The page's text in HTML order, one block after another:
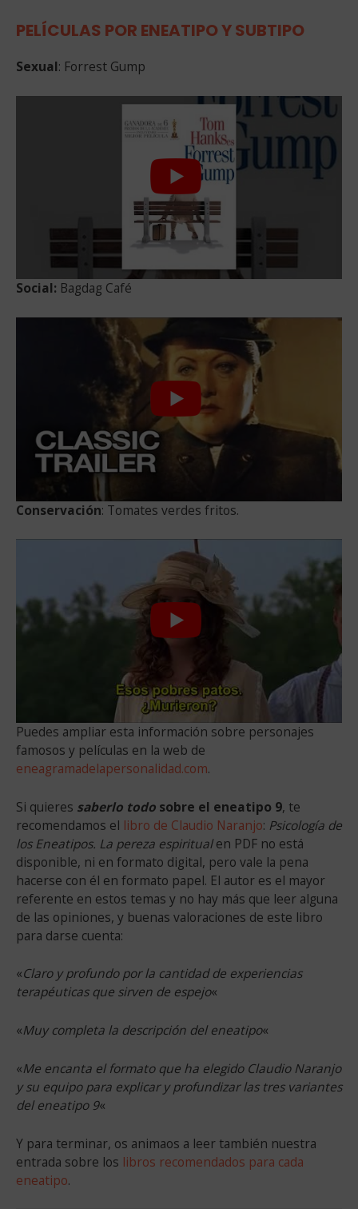
PELÍCULAS POR ENEATIPO Y SUBTIPO
Sexual: Forrest Gump
Social: Bagdag Café
Conservación: Tomates verdes fritos.
Puedes ampliar esta información sobre personajes
famosos y películas en la web de
eneagramadelapersonalidad.com.
Si quieres saberlo todo sobre el eneatipo 9, te
recomendamos el libro de Claudio Naranjo: Psicología de
los Eneatipos. La pereza espiritualen PDF no está
disponible, ni en formato digital, pero vale la pena
hacerse con él en formato papel. El autor es el mayor
referente en estos temas y no hay más que leer alguna
de las opiniones, y buenas valoraciones de este libro
para darse cuenta:
«Claro y profundo por la cantidad de experiencias
terapéuticas que sirven de espejo«
«Muy completa la descripción del eneatipo«
«Me encanta el formato que ha elegido Claudio Naranjo
y su equipo para explicar y profundizar las tres variantes
del eneatipo 9«
Y para terminar, os animaos a leer también nuestra
entrada sobre los libros recomendados para cada
eneatipo.